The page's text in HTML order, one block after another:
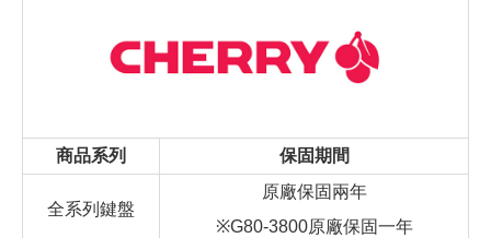
商品系列 保固期間
全系列鍵盤
原廠保固兩年
※G80-3800原廠保固一年